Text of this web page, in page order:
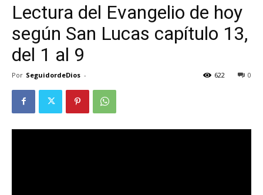
Lectura del Evangelio de hoy
según San Lucas capítulo 13,
del 1 al 9
Por SeguidordeDios - 0
622